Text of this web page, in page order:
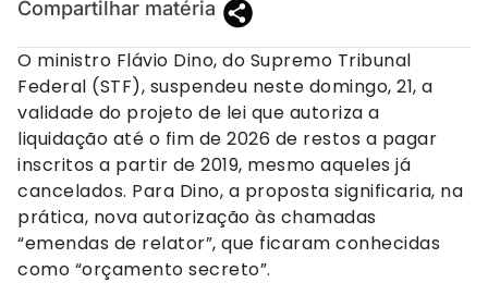
Compartilhar matéria
O ministro Flávio Dino, do Supremo Tribunal
Federal (STF), suspendeu neste domingo, 21, a
validade do projeto de lei que autoriza a
liquidação até o fim de 2026 de restos a pagar
inscritos a partir de 2019, mesmo aqueles já
cancelados. Para Dino, a proposta significaria, na
prática, nova autorização às chamadas
“emendas de relator”, que ficaram conhecidas
como “orçamento secreto”.